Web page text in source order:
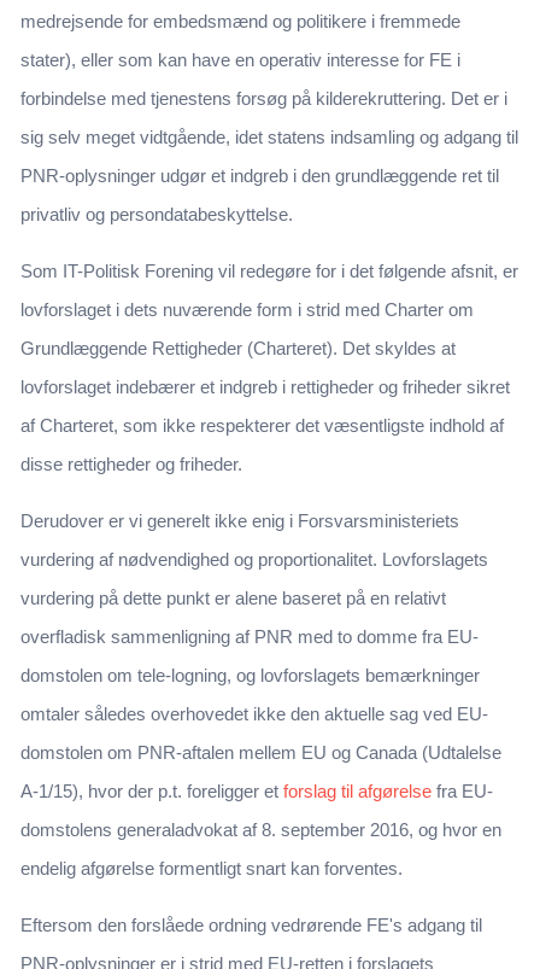
medrejsende for embedsmænd og politikere i fremmede
stater), eller som kan have en operativ interesse for FE i
forbindelse med tjenestens forsøg på kilderekruttering. Det er i
sig selv meget vidtgående, idet statens indsamling og adgang til
PNR-oplysninger udgør et indgreb i den grundlæggende ret til
privatliv og persondatabeskyttelse.
Som IT-Politisk Forening vil redegøre for i det følgende afsnit, er
lovforslaget i dets nuværende form i strid med Charter om
Grundlæggende Rettigheder (Charteret). Det skyldes at
lovforslaget indebærer et indgreb i rettigheder og friheder sikret
af Charteret, som ikke respekterer det væsentligste indhold af
disse rettigheder og friheder.
Derudover er vi generelt ikke enig i Forsvarsministeriets
vurdering af nødvendighed og proportionalitet. Lovforslagets
vurdering på dette punkt er alene baseret på en relativt
overfladisk sammenligning af PNR med to domme fra EU-
domstolen om tele-logning, og lovforslagets bemærkninger
omtaler således overhovedet ikke den aktuelle sag ved EU-
domstolen om PNR-aftalen mellem EU og Canada (Udtalelse
A-1/15), hvor der p.t. foreligger et forslag til afgørelse fra EU-
domstolens generaladvokat af 8. september 2016, og hvor en
endelig afgørelse formentligt snart kan forventes.
Eftersom den forslåede ordning vedrørende FE's adgang til
PNR-oplysninger er i strid med EU-retten i forslagets